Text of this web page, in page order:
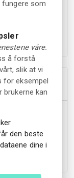
rett
guide
Omvisninger
om
fungere som
våre.
å forstå
slik at vi
for eksempel
kan
den beste
dine i